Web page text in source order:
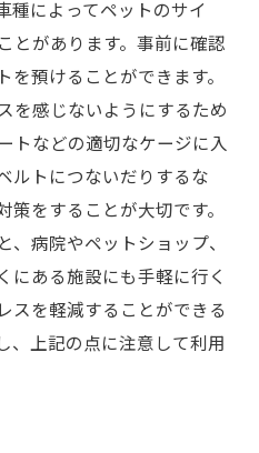
種によってペットのサイ
とがあります。事前に確認
を預けることができます。
を感じないようにするため
トなどの適切なケージに入
ルトにつないだりするな
策をすることが大切です。
、病院やペットショップ、
にある施設にも手軽に行く
スを軽減することができる
、上記の点に注意して利用